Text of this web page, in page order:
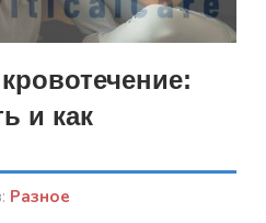
и как
Разное